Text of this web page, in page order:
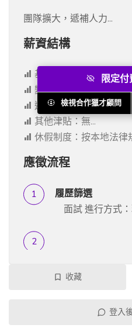
團隊擴大，遞補人力...
薪資結構
基本月薪*幾個月：
變動薪資：年終獎 （
選擇權：無...
簽約
其他津貼：無...
休假制度：按本地法律
應徵流程
履歷篩選
面試 進行方式
限定
檢視合作獵才顧問
收藏
登入